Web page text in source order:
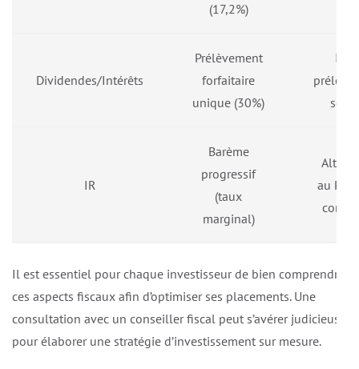
(17,2%)
Dividendes/Intérêts
Prélèvement
forfaitaire
unique (30%)
IR
Barème
progressif
(taux
marginal)
au
Il est essentiel pour chaque investisseur de bien comprendre
ces aspects fiscaux afin d’optimiser ses placements. Une
consultation avec un conseiller fiscal peut s’avérer judicieuse
pour élaborer une stratégie d’investissement sur mesure.